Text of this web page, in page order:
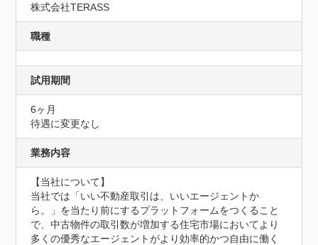
株式会社TERASS
職種
試用期間
6ヶ月
待遇に変更なし
業務内容
【当社について】
当社では「いい不動産取引は、いいエージェントか
ら。」を当たり前にするプラットフォームをつくること
で、中古物件の取引数が増加する住宅市場においてより
多くの優秀なエージェントがより効率的かつ自由に働く